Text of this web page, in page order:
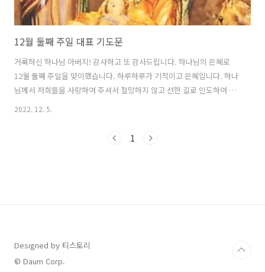
12월 둘째 주일 대표 기도문
거룩하신 하나님 아버지! 감사하고 또 감사드립니다. 하나님의 은혜로
12월 둘째 주일을 맞이했습니다. 하루하루가 기적이고 은혜입니다. 하나
님께서 저희들을 사랑하여 주셔서 절망하지 않고 선한 길로 인도하여 주
셔서 여기까지 않습니다. 참으로 감사드립니다. 하나님 저희는 아무것도
저희들을 인도하여 주사 하나님의 백성으로 살아가게 하시니 너무나 감
2022. 12. 5.
1
Designed by 티스토리
© Daum Corp.